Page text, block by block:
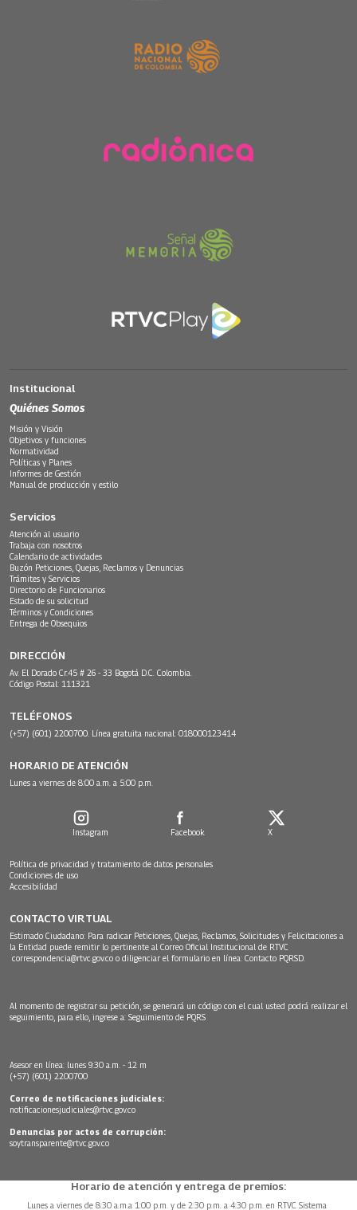
Institucional
Quiénes Somos
Misión y Visión
Objetivos y funciones
Normatividad
Políticas y Planes
Informes de Gestión
Manual de producción y estilo
Servicios
Atención al usuario
Trabaja con nosotros
Calendario de actividades
Buzón Peticiones, Quejas, Reclamos y Denuncias
Trámites y Servicios
Directorio de Funcionarios
Estado de su solicitud
Términos y Condiciones
Entrega de Obsequios
DIRECCIÓN
Av. El Dorado Cr.45 # 26 - 33 Bogotá D.C. Colombia.
Código Postal: 111321
TELÉFONOS
(+57) (601) 2200700. Línea gratuita nacional: 018000123414
HORARIO DE ATENCIÓN
Lunes a viernes de 8:00 a.m. a 5:00 p.m.
Instagram Facebook X
Política de privacidad y tratamiento de datos personales
Condiciones de uso
Accesibilidad
CONTACTO VIRTUAL
Estimado Ciudadano: Para radicar Peticiones, Quejas, Reclamos, Solicitudes y Felicitaciones a
la Entidad puede remitir lo pertinente al Correo Oficial Institucional de RTVC
correspondencia@rtvc.gov.co o diligenciar el formulario en línea: Contacto PQRSD.
Al momento de registrar su petición, se generará un código con el cual usted podrá realizar el
seguimiento, para ello, ingrese a: Seguimiento de PQRS
Asesor en línea: lunes 9:30 a.m. - 12 m
(+57) (601) 2200700
Correo de notificaciones judiciales:
notificacionesjudiciales@rtvc.gov.co
Denuncias por actos de corrupción:
soytransparente@rtvc.gov.co
Horario de atención y entrega de premios:
Lunes a viernes de 8:30 a.m.a 1:00 p.m. y de 2:30 p.m. a 4:30 p.m. en RTVC Sistema